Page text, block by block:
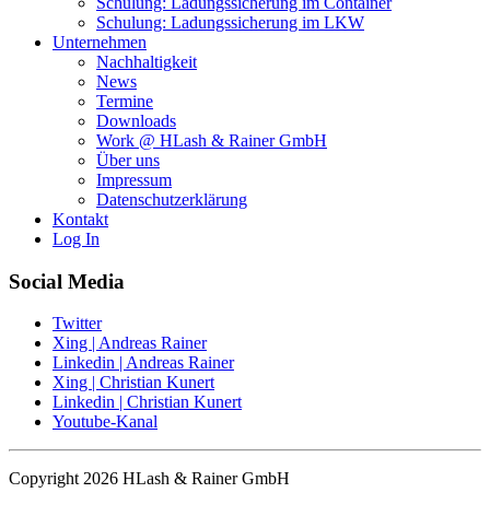
Schulung: Ladungssicherung im LKW
Unternehmen
Nachhaltigkeit
News
Termine
Downloads
Work @ HLash & Rainer GmbH
Über uns
Impressum
Datenschutzerklärung
Kontakt
Log In
Social Media
Twitter
Xing | Andreas Rainer
Linkedin | Andreas Rainer
Xing | Christian Kunert
Linkedin | Christian Kunert
Youtube-Kanal
Copyright 2026 HLash & Rainer GmbH